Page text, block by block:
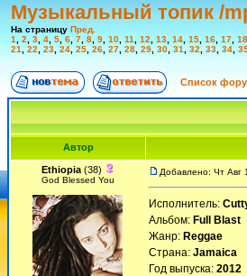
Музыкальный топик /
На страницу Пред.
1
2 3 4 5 6 7 8 9 10 11 12 13 14 15 16 17 18
21
22 23 24 25 26 27 28 29 30 31 32 33 34
Список
Автор
Ethiopia(38)
God Blessed You
Добавлено: Чт Авг
Исполнитель:
Альбом: Full Blast
Жанр: Reggae
Страна: Jamaica
Год выпуска: 2012